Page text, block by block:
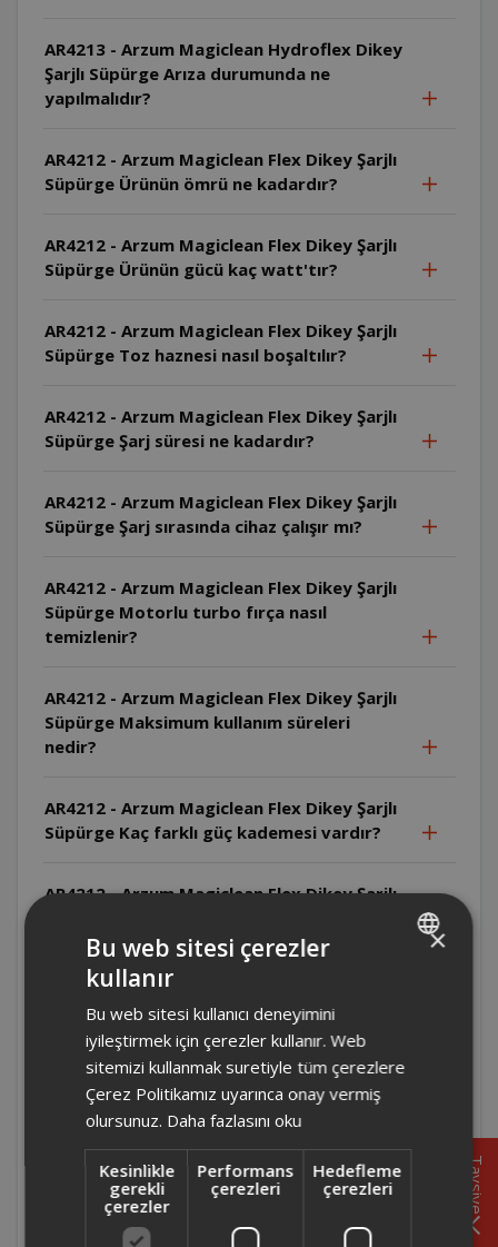
AR4213 - Arzum Magiclean Hydroflex Dikey
Şarjlı Süpürge Arıza durumunda ne
yapılmalıdır?
AR4212 - Arzum Magiclean Flex Dikey Şarjlı
Süpürge Ürünün ömrü ne kadardır?
AR4212 - Arzum Magiclean Flex Dikey Şarjlı
Süpürge Ürünün gücü kaç watt'tır?
AR4212 - Arzum Magiclean Flex Dikey Şarjlı
Süpürge Toz haznesi nasıl boşaltılır?
AR4212 - Arzum Magiclean Flex Dikey Şarjlı
Süpürge Şarj süresi ne kadardır?
AR4212 - Arzum Magiclean Flex Dikey Şarjlı
Süpürge Şarj sırasında cihaz çalışır mı?
AR4212 - Arzum Magiclean Flex Dikey Şarjlı
Süpürge Motorlu turbo fırça nasıl
temizlenir?
AR4212 - Arzum Magiclean Flex Dikey Şarjlı
Süpürge Maksimum kullanım süreleri
nedir?
AR4212 - Arzum Magiclean Flex Dikey Şarjlı
Süpürge Kaç farklı güç kademesi vardır?
AR4212 - Arzum Magiclean Flex Dikey Şarjlı
AR4212 - Arzum Magiclean Flex Dikey Şarjlı
Süpürge Filtre ve toz haznesi olmadan
çalıştırılabilir mi?
AR4212 - Arzum Magiclean Flex Dikey Şarjlı
Süpürge Filtre nasıl temizlenir?
AR4212 - Arzum Magiclean Flex Dikey Şarjlı
Süpürge El süpürgesi olarak nasıl kullanılır?
Tavsiye
×
Bu web sitesi çerezler
kullanır
Bu web sitesi kullanıcı deneyimini
iyileştirmek için çerezler kullanır. Web
sitemizi kullanmak suretiyle tüm çerezlere
Çerez Politikamız uyarınca onay vermiş
olursunuz. Daha fazlasını oku
Kesinlikle
gerekli
çerezler
Performans
çerezleri
Hedefleme
çerezleri